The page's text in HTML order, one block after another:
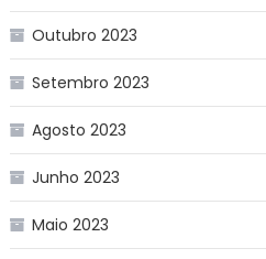
Outubro 2023
Setembro 2023
Agosto 2023
Junho 2023
Maio 2023